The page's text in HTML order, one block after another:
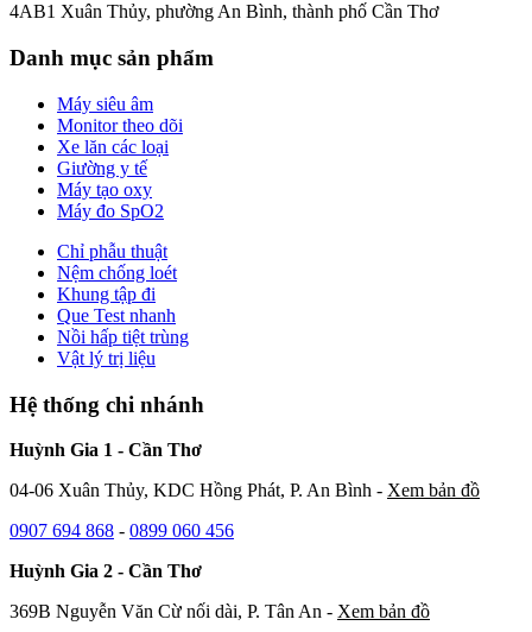
4AB1 Xuân Thủy, phường An Bình, thành phố Cần Thơ
Danh mục sản phẩm
Máy siêu âm
Monitor theo dõi
Xe lăn các loại
Giường y tế
Máy tạo oxy
Máy đo SpO2
Chỉ phẫu thuật
Nệm chống loét
Khung tập đi
Que Test nhanh
Nồi hấp tiệt trùng
Vật lý trị liệu
Hệ thống chi nhánh
Huỳnh Gia 1 - Cần Thơ
04-06 Xuân Thủy, KDC Hồng Phát, P. An Bình - Xem bản đồ
0907 694 868 - 0899 060 456
Huỳnh Gia 2 - Cần Thơ
369B Nguyễn Văn Cừ nối dài, P. Tân An - Xem bản đồ